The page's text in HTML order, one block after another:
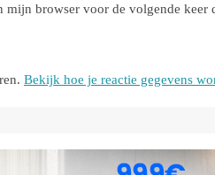
browser voor de volgende keer
Bekijk hoe je reactie gegevens